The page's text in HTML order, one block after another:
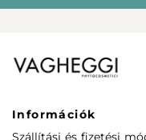
Információk
Szállítási és fizetési